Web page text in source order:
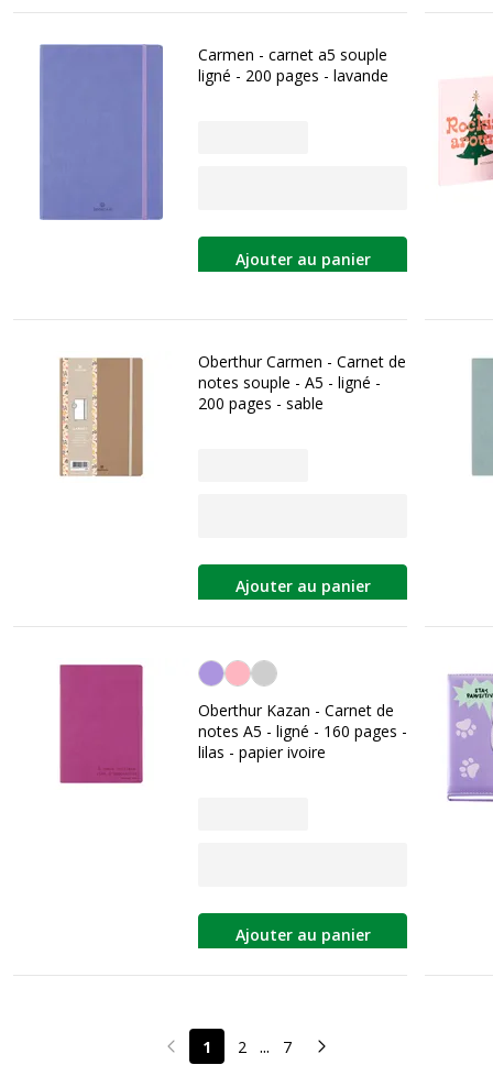
Carmen - carnet a5 souple
ligné - 200 pages - lavande
Ajouter au panier
Oberthur Carmen - Carnet de
notes souple - A5 - ligné -
200 pages - sable
Ajouter au panier
Lilas
Oberthur Kazan - Carnet de
notes A5 - ligné - 160 pages -
lilas - papier ivoire
Ajouter au panier
Page précédente
1 2 ... 7 Page suivante